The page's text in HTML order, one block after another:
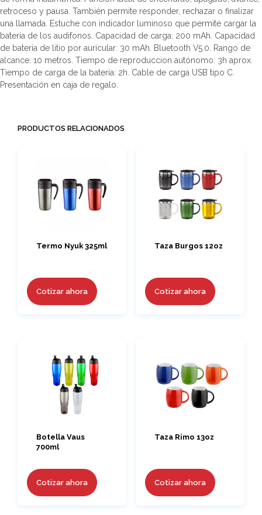
retroceso y pausa. También permite responder, rechazar o finalizar
una llamada. Estuche con indicador luminoso que permite cargar la
batería de los audifonos. Capacidad de carga: 200 mAh. Capacidad
de batería de litio por auricular: 30 mAh. Bluetooth V5.0. Rango de
alcance: 10 metros. Tiempo de reproduccion autónomo: 3h aprox.
Tiempo de carga de la batería: 2h. Cable de carga USB tipo C.
Presentación en caja de regalo.
PRODUCTOS RELACIONADOS
Termo Nyuk 325ml
Cotizar ahora
Taza Burgos 12oz
Cotizar ahora
Botella Vaus
700ml
Cotizar ahora
Taza Rimo 13oz
Cotizar ahora